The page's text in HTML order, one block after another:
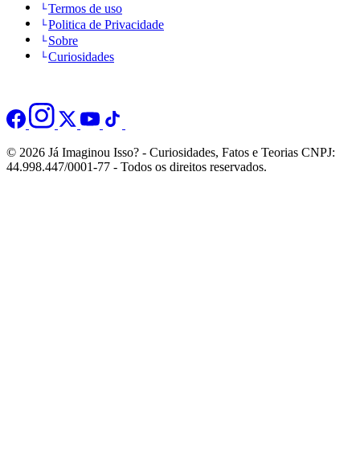
Termos de uso
Politica de Privacidade
Sobre
Curiosidades
© 2026 Já Imaginou Isso? - Curiosidades, Fatos e Teorias CNPJ:
44.998.447/0001-77 - Todos os direitos reservados.